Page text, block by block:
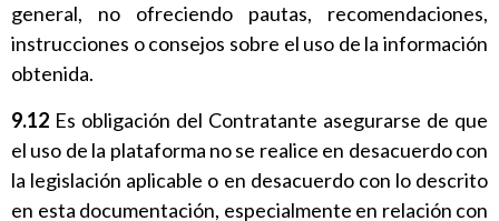
general, no ofreciendo pautas, recomendaciones,
instrucciones o consejos sobre el uso de la información
obtenida.
9.12 Es obligación del Contratante asegurarse de que
el uso de la plataforma no se realice en desacuerdo con
la legislación aplicable o en desacuerdo con lo descrito
en esta documentación, especialmente en relación con